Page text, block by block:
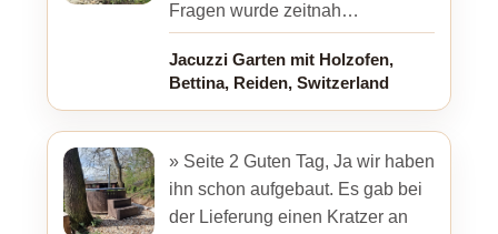
Fragen wurde zeitnah
geantwortet, wir sind sehr
zufrieden.
Jacuzzi Garten mit Holzofen,
Bettina, Reiden, Switzerland
» Seite 2 Guten Tag, Ja wir haben
ihn schon aufgebaut. Es gab bei
der Lieferung einen Kratzer an